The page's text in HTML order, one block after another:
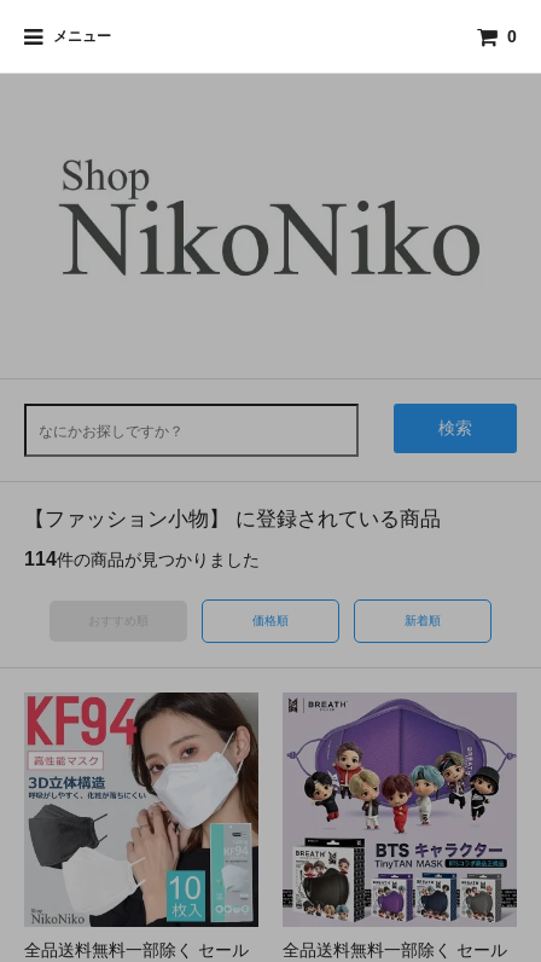
メニュー 0
検索
【ファッション小物】 に登録されている商品
114件の商品が見つかりました
おすすめ順 価格順 新着順
全品送料無料一部除く セール
全品送料無料一部除く セール